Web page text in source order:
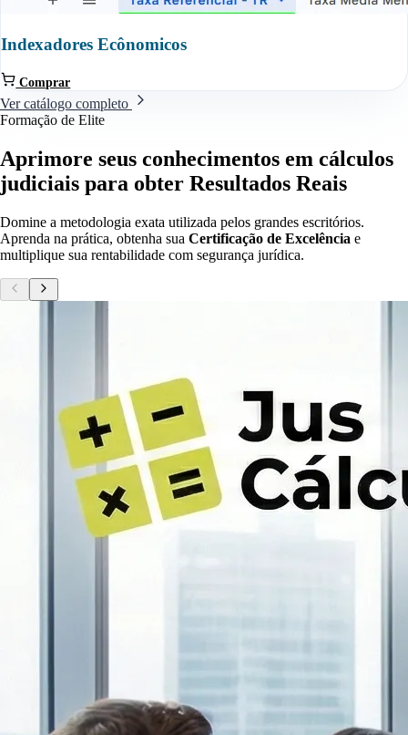
Indexadores Ecônomicos
Comprar
Ver catálogo completo
Formação de Elite
Aprimore seus conhecimentos em cálculos
judiciais para obter Resultados Reais
Domine a metodologia exata utilizada pelos grandes escritórios.
Aprenda na prática, obtenha sua Certificação de Excelência e
multiplique sua rentabilidade com segurança jurídica.